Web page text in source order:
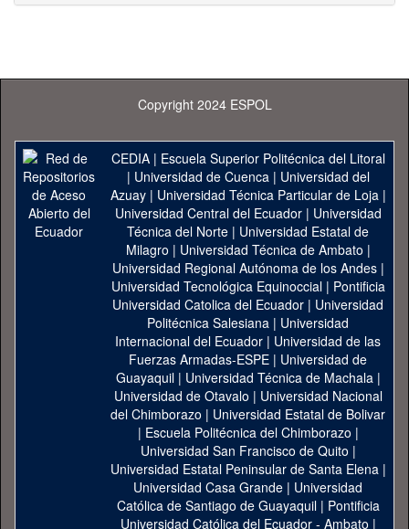
Copyright 2024 ESPOL
CEDIA| Escuela Superior Politécnica del Litoral
| Universidad de Cuenca| Universidad del
Azuay| Universidad Técnica Particular de Loja|
Universidad Central del Ecuador| Universidad
Técnica del Norte | Universidad Estatal de
Milagro | Universidad Técnica de Ambato |
Universidad Regional Autónoma de los Andes|
Universidad Tecnológica Equinoccial| Pontificia
Universidad Catolica del Ecuador | Universidad
Politécnica Salesiana | Universidad
Internacional del Ecuador | Universidad de las
Fuerzas Armadas-ESPE | Universidad de
Guayaquil| Universidad Técnica de Machala|
Universidad de Otavalo | Universidad Nacional
del Chimborazo | Universidad Estatal de Bolivar
| Escuela Politécnica del Chimborazo |
Universidad San Francisco de Quito |
Universidad Estatal Peninsular de Santa Elena|
Universidad Casa Grande | Universidad
Católica de Santiago de Guayaquil| Pontificia
Universidad Católica del Ecuador - Ambato |